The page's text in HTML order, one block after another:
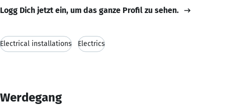
Logg Dich jetzt ein, um das ganze Profil zu sehen.
Electrical installations Electrics
Werdegang